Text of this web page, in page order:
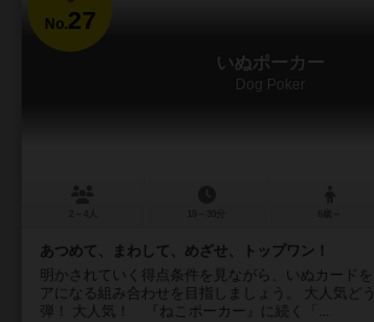
No.27
いぬポーカー
Dog Poker
あつめて、まわして、めざせ、トップワン！
明かされていく得点条件を見ながら、いぬカード
アになる組み合わせを目指しましょう。 大人気ど
弾！ 大人気！ 『ねこポーカー』に続く「...